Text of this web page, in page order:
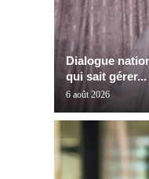
Dialogue
qui sait gérer...
6 août 2026